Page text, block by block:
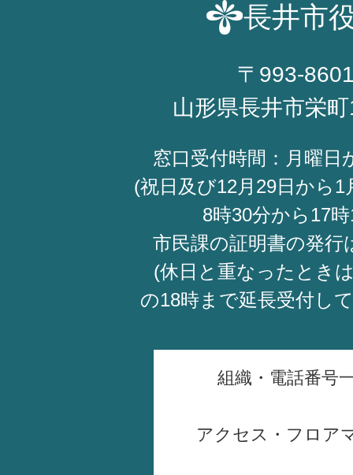
長井市
〒993-
山形県長井市栄
窓口受付時間：月曜日
(祝日及び12月29日から1
8時30分から17
市民課の証明書の発行
(休日と重なったとき
の18時まで延長受付し
組織・電話番号
アクセス・フロア